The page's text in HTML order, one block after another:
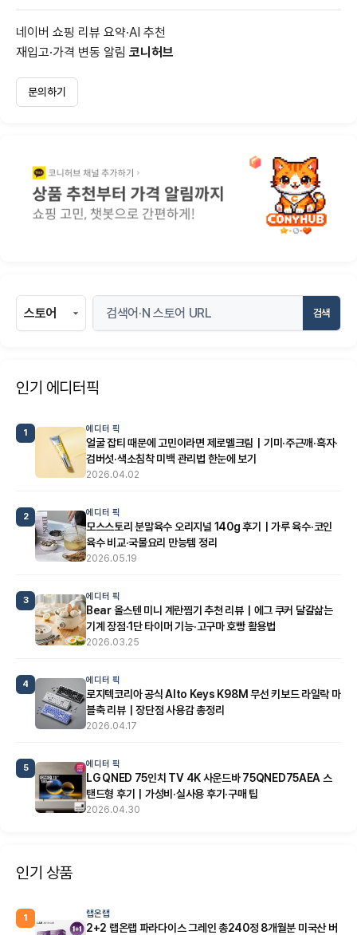
네이버 쇼핑 리뷰 요약·AI 추천
재입고·가격 변동 알림 코니허브
문의하기
검색
인기 에디터픽
1 에디터 픽
얼굴 잡티 때문에 고민이라면 제로멜크림｜기미·주근깨·흑자·
검버섯·색소침착 미백 관리법 한눈에 보기
2026.04.02
2 에디터 픽
모스스토리 분말육수 오리지널 140g 후기｜가루 육수·코인
육수 비교·국물요리 만능템 정리
2026.05.19
3 에디터 픽
Bear 올스텐 미니 계란찜기 추천 리뷰｜에그 쿠커 달걀삶는
기계 장점·1단 타이머 기능·고구마 호빵 활용법
2026.03.25
4 에디터 픽
로지텍코리아 공식 Alto Keys K98M 무선 키보드 라일락 마
블축 리뷰｜장단점 사용감 총정리
2026.04.17
5 에디터 픽
LG QNED 75인치 TV 4K 사운드바 75QNED75AEA 스
탠드형 후기｜가성비·실사용 후기·구매 팁
2026.04.30
인기 상품
1 랩온랩
2+2 랩온랩 파라다이스 그레인 총240정 8개월분 미국산 버